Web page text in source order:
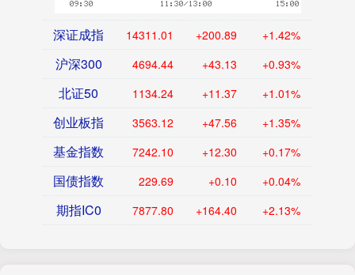
深证成指 14311.01 +200.89 +1.42%
沪深300 4694.44 +43.13 +0.93%
北证50 1134.24 +11.37 +1.01%
创业板指 3563.12 +47.56 +1.35%
基金指数 7242.10 +12.30 +0.17%
国债指数 229.69 +0.10 +0.04%
期指IC0 7877.80 +164.40 +2.13%